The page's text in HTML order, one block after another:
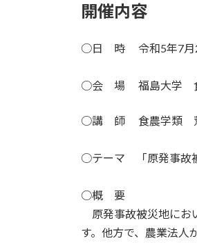
開催内容
○日 時 令和5年7月26
○会 場 福島大学 食
○講 師 食農学類 荒
○テーマ 「原発事故
○概 要
原発事故被災地にお
す。他方で、農業法人